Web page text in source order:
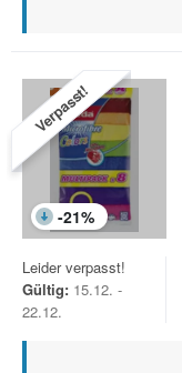
Verpasst!
-21%
Leider verpasst!
Gültig: 15.12. -
22.12.